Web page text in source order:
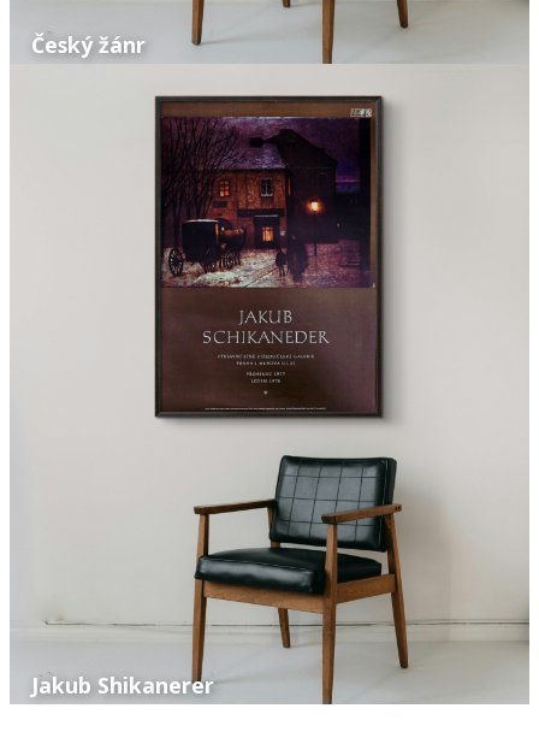
Český žánr
Jakub Shikanerer